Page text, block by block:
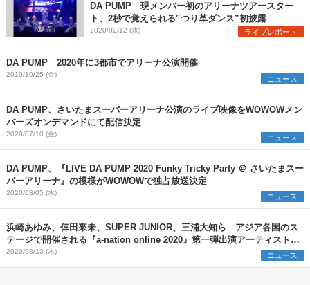
DA PUMP 現メンバー初のアリーナツアースター
ト、2秒で覚えられる‟つり革ダンス”初披露
2020/02/12 (水) ライブレポート
DA PUMP 2020年に3都市でアリーナ公演開催
2019/10/25 (金) ニュース
DA PUMP、さいたまスーパーアリーナ公演のライブ映像をWOWOWメン
バーズオンデマンドにて配信決定
2020/07/10 (金) ニュース
DA PUMP、『LIVE DA PUMP 2020 Funky Tricky Party ＠ さいたまスー
パーアリーナ』の模様がWOWOWで独占放送決定
2020/08/05 (水) ニュース
浜崎あゆみ、倖田來未、SUPER JUNIOR、三浦大知ら アジア各国のス
テージで開催される『a-nation online 2020』第一弾出演アーティストを
発表
2020/08/13 (木) ニュース